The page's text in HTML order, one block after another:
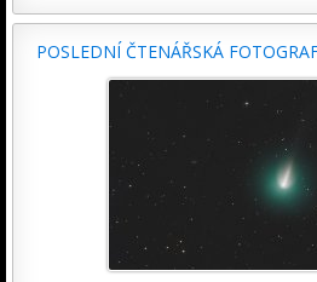
POSLEDNÍ ČTENÁŘSKÁ